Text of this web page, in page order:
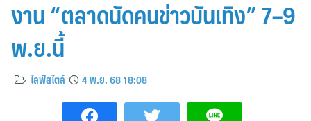
งาน “ตลาดนัดคนข่าวบันเทิง” 7–9
พ.ย.นี้
ไลฟ์สไตล์ 4 พ.ย. 68 18:08